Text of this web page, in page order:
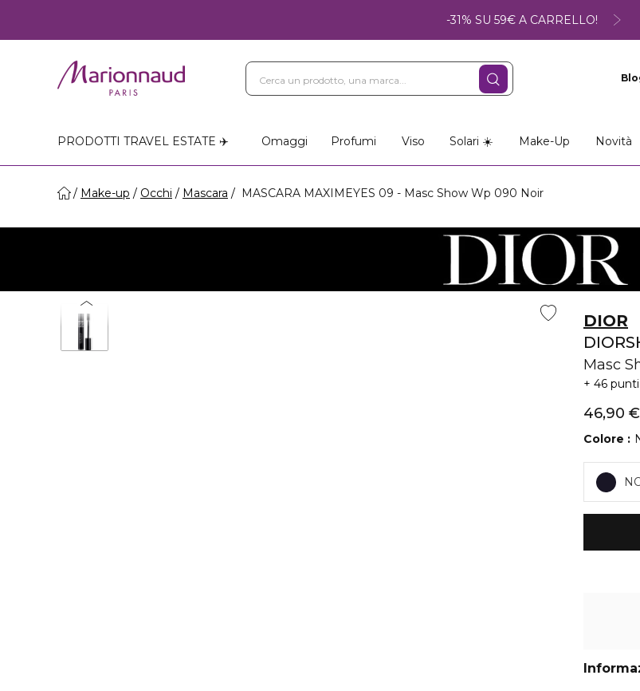
-31% SU 59€ A CARRELLO!
PRODOTTI TRAVEL ESTATE ✈️ Omaggi Profumi Viso Solari ☀️ Make-Up Novità
Make-up Occhi Mascara MASCARA MAXIMEYES 09 - Masc Show Wp 090 Noir
DIOR
Masc
46
46,90 €
Colore